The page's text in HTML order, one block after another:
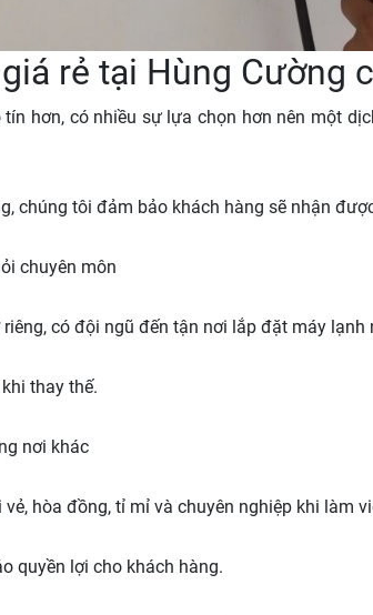
rẻ tại Hùng Cường
tín hơn, có nhiều sự lựa chọn hơn nên một
chúng tôi đảm bảo khách hàng sẽ nhận
chuyên môn
có đội ngũ đến tận nơi lắp đặt máy lạnh
thay thế.
nơi khác
vẻ, hòa đồng, tỉ mỉ và chuyên nghiệp khi làm
quyền lợi cho khách hàng.